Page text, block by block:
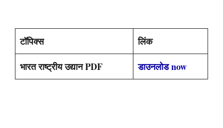
टॉपिक्स
लिंक
भारत राष्ट्रीय उद्यान PDF
डाउनलोड now